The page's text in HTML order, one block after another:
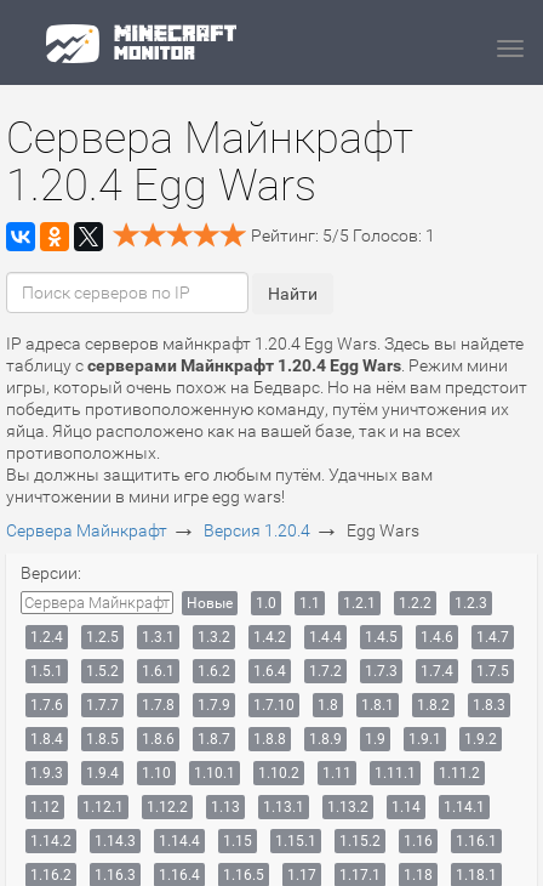
Сервера Майнкрафт
1.20.4 Egg Wars
Рейтинг: 5/5 Голосов: 1
IP адреса серверов майнкрафт 1.20.4 Egg Wars. Здесь вы найдете
таблицу ссерверами Майнкрафт 1.20.4 Egg Wars . Режим мини
игры, который очень похож на Бедварс. Но на нём вам предстоит
победить противоположенную команду, путём уничтожения их
яйца. Яйцо расположено как на вашей базе, так и на всех
противоположных.
Вы должны защитить его любым путём. Удачных вам
уничтожении в мини игре egg wars!
Сервера Майнкрафт → Версия 1.20.4 → Egg Wars
Версии:
Сервера Майнкрафт Новые 1.0 1.1 1.2.1 1.2.2
1.2.3
1.2.4
1.2.5 1.3.1 1.3.2 1.4.2 1.4.4 1.4.5 1.4.6
1.4.7
1.5.1
1.5.2 1.6.1 1.6.2 1.6.4 1.7.2 1.7.3 1.7.4
1.7.5
1.7.6
1.7.7 1.7.8 1.7.9 1.7.10 1.8 1.8.1 1.8.2
1.8.3
1.8.4
1.8.5 1.8.6 1.8.7 1.8.8 1.8.9 1.9 1.9.1
1.9.2
1.9.3
1.9.4 1.10 1.10.1 1.10.2 1.11 1.11.1
1.11.2
1.12
1.12.1 1.12.2 1.13 1.13.1 1.13.2 1.14
1.14.1
1.14.2
1.14.3 1.14.4 1.15 1.15.1 1.15.2 1.16
1.16.1
1.16.2
1.16.3 1.16.4 1.16.5 1.17 1.17.1 1.18
1.18.1